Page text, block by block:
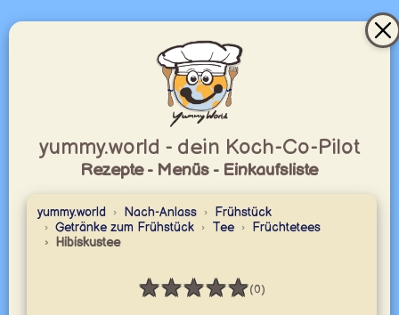
yummy.world - dein Koch-Co-Pilot
Rezepte - Menüs - Einkaufsliste
yummy.world Nach-Anlass
Frühstück
Getränke zum Frühstück
Tee
Früchtetees
Hibiskustee
★★★★★
Bewertung: 0 / 5
(0)